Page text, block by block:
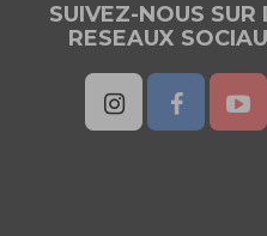
SUIVEZ-NOUS SUR
RESEAUX